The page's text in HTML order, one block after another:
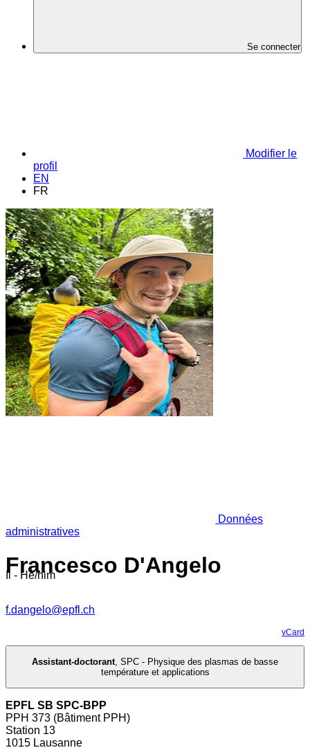
Se connecter
Modifier le
profil
EN
FR
Données
administratives
Francesco D'Angelo
Il - He/him
f.dangelo@epfl.ch
vCard
Assistant-doctorant SPC - Physique des plasmas de basse
température et applications
EPFL SB SPC-BPP
PPH 373 (Bâtiment PPH)
Station 13
1015 Lausanne